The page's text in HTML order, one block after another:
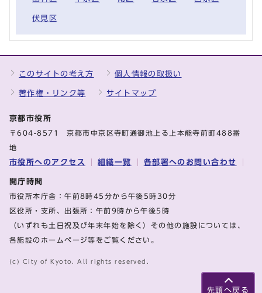
伏見区
先頭へ戻る
このサイトの考え方 個人情報の取扱い
著作権・リンク等 サイトマップ
京都市役所
〒604-8571 京都市中京区寺町通御池上る上本能寺前町488番
地
市役所へのアクセス 組織一覧 各部署へのお問い合わせ
開庁時間
市役所本庁舎：午前8時45分から午後5時30分
区役所・支所、出張所：午前9時から午後5時
（いずれも土日祝及び年末年始を除く）その他の施設については、
各施設のホームページ等をご覧ください。
(c) City of Kyoto. All rights reserved.